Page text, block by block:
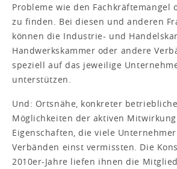
Probleme wie den Fachkräftemangel
zu finden. Bei diesen und anderen
können die Industrie- und
Handwerkskammer oder andere
speziell auf das jeweilige
unterstützen.
Und: Ortsnähe, konkreter
Möglichkeiten der aktiven
Eigenschaften, die viele
Verbänden einst vermissten. Die
2010er-Jahre liefen ihnen die